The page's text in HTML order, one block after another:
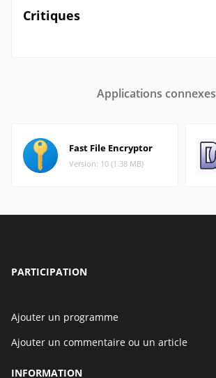
Critiques
Applications connexes
Fast File Encryptor
Version: 10 (1.38 MB)
PARTICIPATION
Ajouter un programme
Ajouter un commentaire ou un article
INFORMATION